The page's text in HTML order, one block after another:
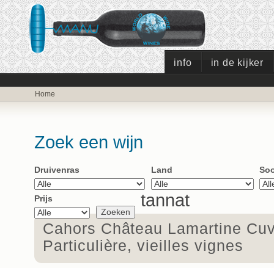
info in de kijker
Home
Zoek een wijn
Druivenras Land
Prijs tannat
Cahors Château Lamartine
Particulière, vieilles vignes